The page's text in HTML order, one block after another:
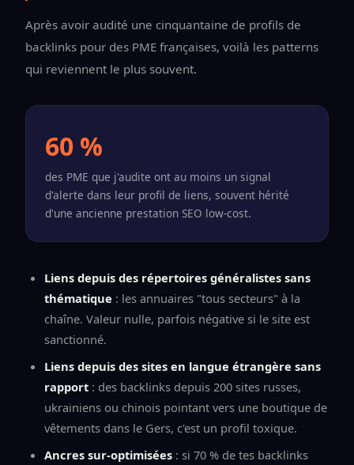
Après avoir audité une cinquantaine de profils de
backlinks pour des PME françaises, voilà les patterns
qui reviennent le plus souvent.
60 %
des PME que j'audite ont au moins un signal
d'alerte dans leur profil de liens, souvent hérité
d'une ancienne prestation SEO low-cost.
Liens depuis des répertoires généralistes sans
thématique : les annuaires "tous secteurs" à la
chaîne. Valeur nulle, parfois négative si le site est
sanctionné.
Liens depuis des sites en langue étrangère sans
rapport : des backlinks depuis 200 sites russes,
ukrainiens ou chinois pointant vers une boutique de
vêtements dans le Gers, c'est un profil toxique.
Ancres sur-optimisées : si 70 % de tes backlinks